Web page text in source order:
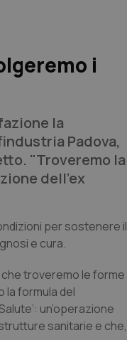
i
la
Padova,
"Troveremo la
dell’ex
per sostenere il
e cura.
troveremo le forme
la formula del
un’operazione
sanitarie e che,